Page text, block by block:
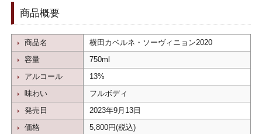
商品概要
商品名
横田カベルネ・ソーヴィニョン2020
容量
750ml
アルコール
13%
味わい
フルボディ
発売日
2023年9月13日
価格
5,800円(税込)